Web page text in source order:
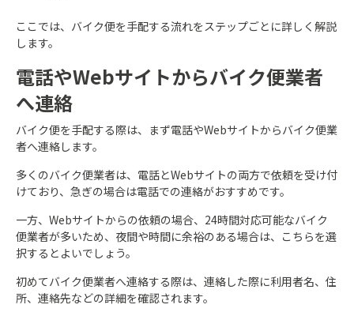
ここでは、バイク便を手配する流れをステップごとに詳しく解説
します。
電話やWebサイトからバイク便業者
へ連絡
バイク便を手配する際は、まず電話やWebサイトからバイク便業
者へ連絡します。
多くのバイク便業者は、電話とWebサイトの両方で依頼を受け付
けており、急ぎの場合は電話での連絡がおすすめです。
一方、Webサイトからの依頼の場合、24時間対応可能なバイク
便業者が多いため、夜間や時間に余裕のある場合は、こちらを選
択するとよいでしょう。
初めてバイク便業者へ連絡する際は、連絡した際に利用者名、住
所、連絡先などの詳細を確認されます。